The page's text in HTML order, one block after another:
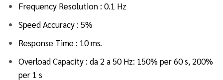
Frequency Resolution : 0.1 Hz
Speed Accuracy : 5%
Response Time : 10 ms.
Overload Capacity : da 2 a 50 Hz: 150% per 60 s, 200%
per 1 s